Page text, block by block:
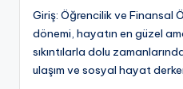
Giriş: Öğrencilik ve Finansal
dönemi, hayatın en güzel
sıkıntılarla dolu
ulaşım ve sosyal hayat